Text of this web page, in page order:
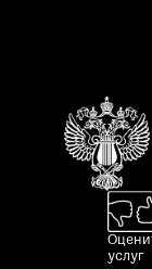
услуг